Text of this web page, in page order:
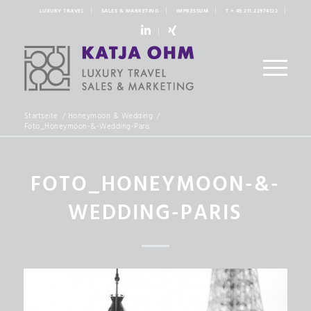
LUXURY TRAVEL SALES & MARKETING IMPRESSUM
T + 49.211.22974122
linkedin
Startseite / Honeymoon & Wedding /
Foto_Honeymoon-&-Wedding-Paris
FOTO_HONEYMOON-&-
WEDDING-PARIS